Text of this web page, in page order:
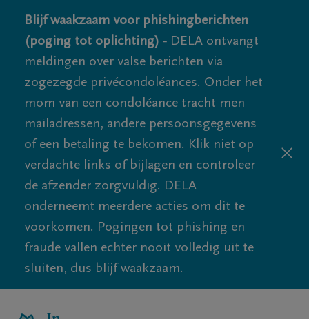
Blijf waakzaam voor phishingberichten
(poging tot oplichting) - DELA ontvangt
meldingen over valse berichten via
zogezegde privécondoléances. Onder het
mom van een condoléance tracht men
mailadressen, andere persoonsgegevens
of een betaling te bekomen. Klik niet op
verdachte links of bijlagen en controleer
de afzender zorgvuldig. DELA
onderneemt meerdere acties om dit te
voorkomen. Pogingen tot phishing en
fraude vallen echter nooit volledig uit te
sluiten, dus blijf waakzaam.